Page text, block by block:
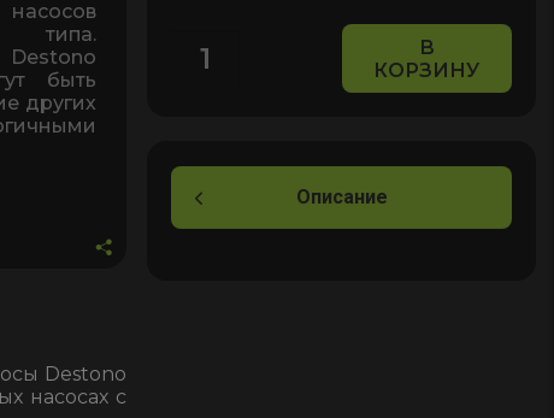
типа.
быть
других
Destono
насосах с
Количество
лопасти
для
насоса
В
КОРЗИНУ
Описание